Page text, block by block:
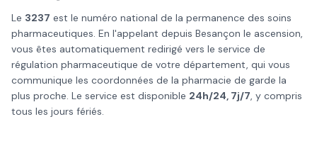
Le 3237 est le numéro national de la permanence des soins
pharmaceutiques. En l'appelant depuis Besançon le ascension,
vous êtes automatiquement redirigé vers le service de
régulation pharmaceutique de votre département, qui vous
communique les coordonnées de la pharmacie de garde la
plus proche. Le service est disponible 24h/24, 7j/7, y compris
tous les jours fériés.